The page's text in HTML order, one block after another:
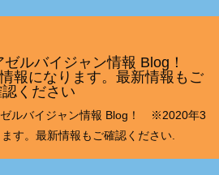
ゼルバイジャン情報 Blog！
報になります。最新情報もご
ください
ルバイジャン情報 Blog！ ※2020年3
す。最新情報もご確認ください.